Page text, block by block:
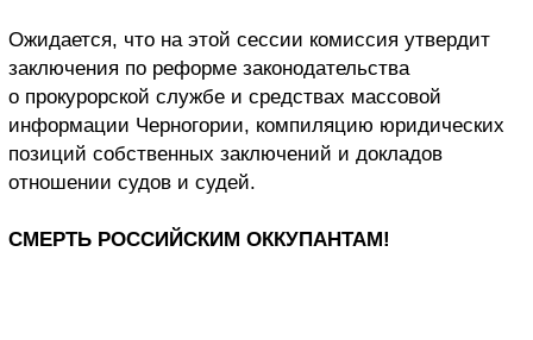
Ожидается, что на этой сессии комиссия утвердит
заключения по реформе законодательства
о прокурорской службе и средствах массовой
информации Черногории, компиляцию юридических
позиций собственных заключений и докладов
отношении судов и судей.
СМЕРТЬ РОССИЙСКИМ ОККУПАНТАМ!